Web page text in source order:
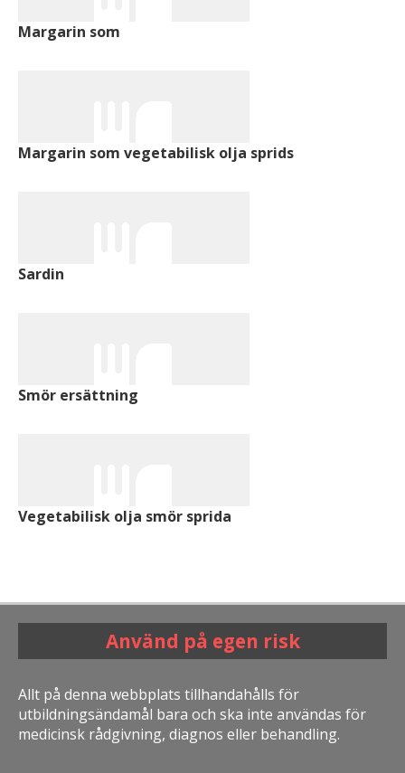
Margarin som
Margarin som vegetabilisk olja sprids
Sardin
Smör ersättning
Vegetabilisk olja smör sprida
Använd på egen risk
Allt på denna webbplats tillhandahålls för
utbildningsändamål bara och ska inte användas för
medicinsk rådgivning, diagnos eller behandling.